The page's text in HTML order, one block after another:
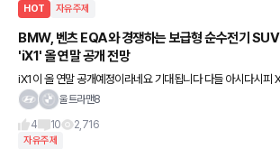
HOT 자유주제
BMW, 벤츠 EQA와 경쟁하는 보급형 순수전기 SUV
'iX1' 올 연말 공개 전망
iX1이 올 연말 공개예정이라네요 기대됩니다 다들 아시다시피 X1의
가솔린, 마일드 하이브리드도 출시예정입니다 ㅎㅎ
울트라맨8
4
10 2,716
자유주제